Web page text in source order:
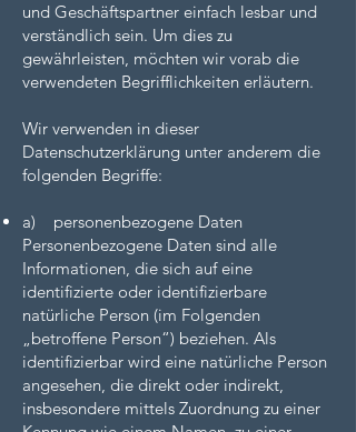
und Geschäftspartner einfach lesbar und
verständlich sein. Um dies zu
gewährleisten, möchten wir vorab die
verwendeten Begrifflichkeiten erläutern.
Wir verwenden in dieser
Datenschutzerklärung unter anderem die
folgenden Begriffe:
a) personenbezogene Daten
Personenbezogene Daten sind alle
Informationen, die sich auf eine
identifizierte oder identifizierbare
natürliche Person (im Folgenden
„betroffene Person“) beziehen. Als
identifizierbar wird eine natürliche Person
angesehen, die direkt oder indirekt,
insbesondere mittels Zuordnung zu einer